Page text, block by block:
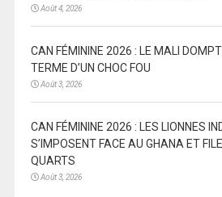
Août 4, 2026
CAN FÉMININE 2026 : LE MALI
TERME D’UN CHOC FOU
Août 3, 2026
CAN FÉMININE 2026 : LES LIONNES
S’IMPOSENT FACE AU GHANA ET
QUARTS
Août 3, 2026